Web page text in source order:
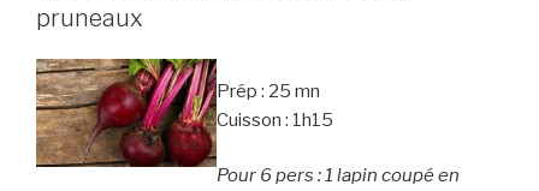
pruneaux
Prép : 25 mn
Cuisson : 1h15
Pour 6 pers : 1 lapin coupé en